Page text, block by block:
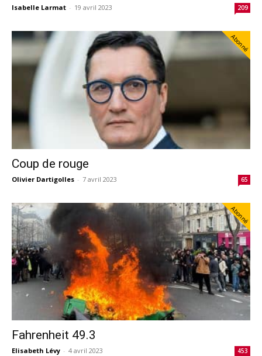
Isabelle Larmat - 19 avril 2023 209
Abonné
Coup de rouge
Olivier Dartigolles - 7 avril 2023 65
Abonné
Fahrenheit 49.3
Elisabeth Lévy - 4 avril 2023 453